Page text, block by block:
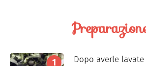
Dopo averle